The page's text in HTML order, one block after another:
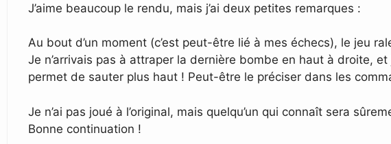
J’aime beaucoup le rendu, mais j’ai deux petites remarques :
Au bout d’un moment (c’est peut-être lié à mes échecs), le jeu
Je n’arrivais pas à attraper la dernière bombe en haut à droite,
permet de sauter plus haut ! Peut-être le préciser dans les
Je n’ai pas joué à l’original, mais quelqu’un qui connaît sera
Bonne continuation !